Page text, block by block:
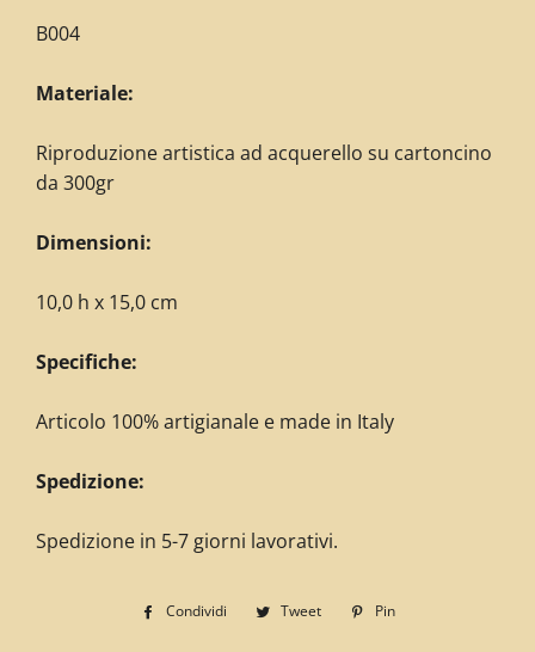
B004
Materiale:
Riproduzione artistica ad acquerello su cartoncino
da 300gr
Dimensioni:
10,0 h x 15,0 cm
Specifiche:
Articolo 100% artigianale e made in Italy
Spedizione:
Spedizione in 5-7 giorni lavorativi.
Condividi
CondividiTweet
Twitta
Pin